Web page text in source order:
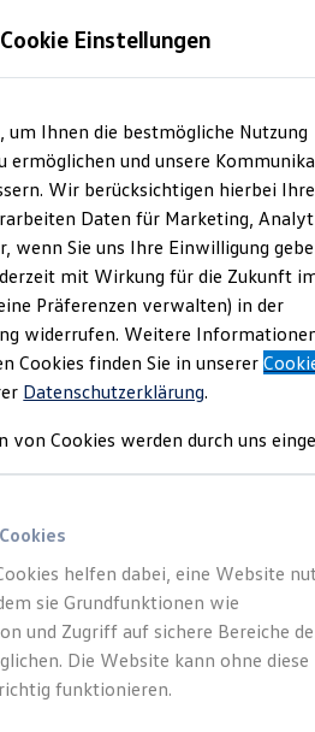
und Gebrauchtwagen
Leasing
Leasing
Leasing
Leasing
Anzahlung
Economy
Cookie Einstellungen
um Ihnen die bestmögliche Nutzung
ermöglichen und unsere
Wir berücksichtigen hierbei Ihre
Daten für Marketing,
wenn Sie uns Ihre Einwilligung
mit Wirkung für die Zukunft
Präferenzen verwalten) in der
widerrufen. Weitere
Cookies finden Sie in unserer
Datenschutzerklärung.
von Cookies werden durch uns
helfen dabei, eine Website
sie Grundfunktionen wie
und Zugriff auf sichere Bereiche
Die Website kann ohne diese
funktionieren.